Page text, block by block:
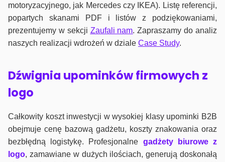
motoryzacyjnego, jak Mercedes czy IKEA). Listę referencji,
popartych skanami PDF i listów z podziękowaniami,
prezentujemy w sekcji Zaufali nam. Zapraszamy do analiz
naszych realizacji wdrożeń w dziale Case Study.
Dźwignia upominków firmowych z
logo
Całkowity koszt inwestycji w wysokiej klasy upominki B2B
obejmuje cenę bazową gadżetu, koszty znakowania oraz
bezbłędną logistykę. Profesjonalne gadżety biurowe z
logo, zamawiane w dużych ilościach, generują doskonałą